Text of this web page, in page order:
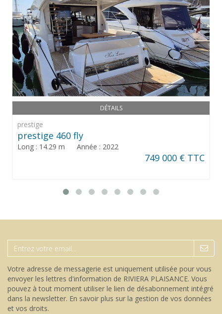
DÉTAILS
prestige
prestige 460 fly
Long : 14.29 m Année : 2022
749 000 € TTC
Votre adresse de messagerie est uniquement utilisée pour vous
envoyer les lettres d'information de RIVIERA PLAISANCE. Vous
pouvez à tout moment utiliser le lien de désabonnement intégré
dans la newsletter. En savoir plus sur la gestion de vos données
et vos droits.